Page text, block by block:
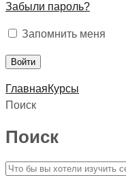
Забыли пароль?
Запомнить меня
ГлавнаяКурсы
Поиск
Поиск